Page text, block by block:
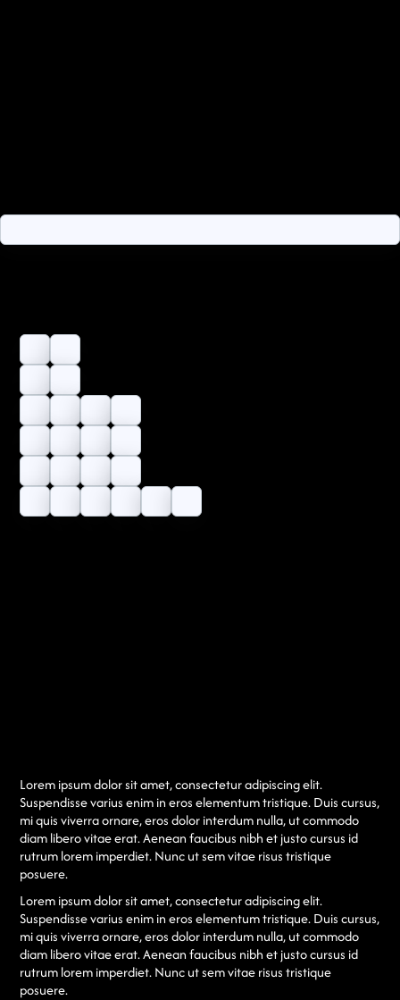
Lorem ipsum dolor sit amet, consectetur adipiscing elit.
Suspendisse varius enim in eros elementum tristique. Duis cursus,
mi quis viverra ornare, eros dolor interdum nulla, ut commodo
diam libero vitae erat. Aenean faucibus nibh et justo cursus id
rutrum lorem imperdiet. Nunc ut sem vitae risus tristique
posuere.
Lorem ipsum dolor sit amet, consectetur adipiscing elit.
Suspendisse varius enim in eros elementum tristique. Duis cursus,
mi quis viverra ornare, eros dolor interdum nulla, ut commodo
diam libero vitae erat. Aenean faucibus nibh et justo cursus id
rutrum lorem imperdiet. Nunc ut sem vitae risus tristique
posuere.